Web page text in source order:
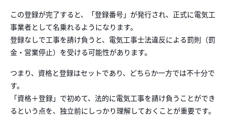
この登録が完了すると、「登録番号」が発行され、正式に電気工
事業者として名乗れるようになります。
登録なしで工事を請け負うと、電気工事士法違反による罰則（罰
金・営業停止）を受ける可能性があります。
つまり、資格と登録はセットであり、どちらか一方では不十分で
す。
「資格＋登録」で初めて、法的に電気工事を請け負うことができ
るという点を、独立前にしっかり理解しておくことが重要です。